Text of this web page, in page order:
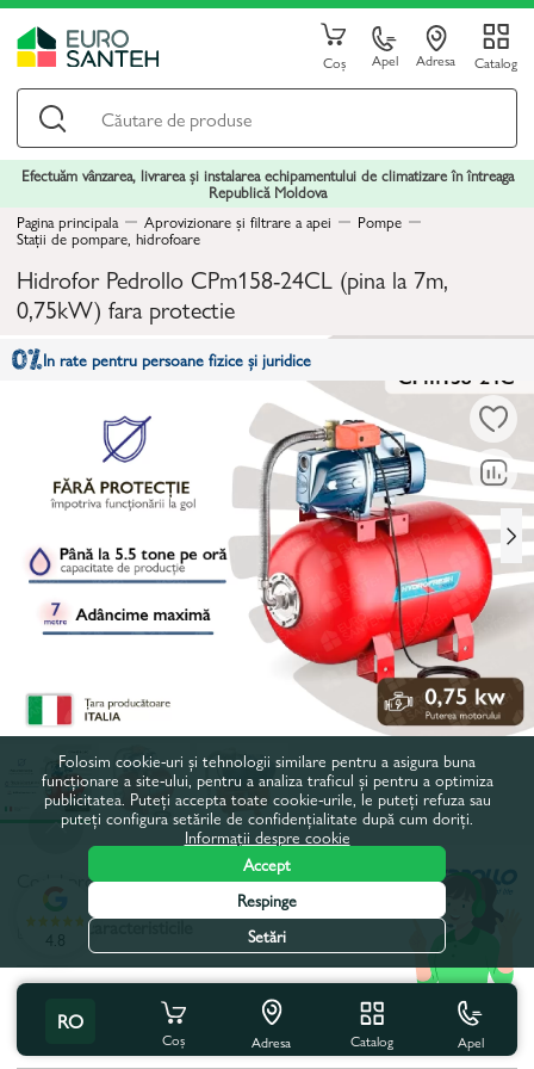
Coș Apel Adresa Catalog
Efectuăm vânzarea, livrarea și instalarea echipamentului de climatizare în întreaga
Republică Moldova
Pagina principala
Aprovizionare și filtrare a apei Pompe
Stații de pompare, hidrofoare
Hidrofor Pedrollo CPm158-24CL (pina la 7m,
0,75kW) fara protectie
In rate pentru persoane fizice și juridice
Codul produsului:HCP158
Toate caracteristicile
Specificațiile produsului
Adincimea maxima, m: 8
RO
Coș Adresa Catalog Apel
4.8
Folosim cookie-uri și tehnologii similare pentru a asigura buna
funcționare a site-ului, pentru a analiza traficul și pentru a optimiza
publicitatea. Puteți accepta toate cookie-urile, le puteți refuza sau
puteți configura setările de confidențialitate după cum doriți.
Informații despre cookie
Accept
Respinge
Setări